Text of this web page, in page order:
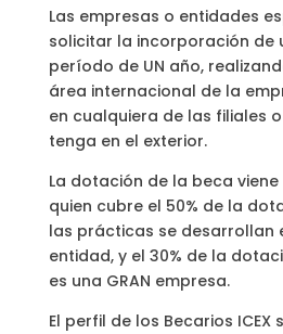
Las empresas o entidades
solicitar la incorporación de
período de UN año,
área internacional de la
en cualquiera de las filiales
tenga en el exterior.
La dotación de la beca viene
quien cubre el 50% de la
las prácticas se desarrollan
entidad, y el 30% de la
es una GRAN empresa.
El perfil de los Becarios